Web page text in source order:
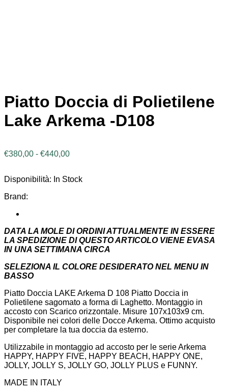
Piatto Doccia di Polietilene
Lake Arkema -D108
€380,00 - €440,00Fascia
da
Disponibilità: In Stock
Brand:
DATA LA MOLE DI ORDINI ATTUALMENTE IN ESSERE
LA SPEDIZIONE DI QUESTO ARTICOLO VIENE EVASA
IN UNA SETTIMANA CIRCA
SELEZIONA IL COLORE DESIDERATO NEL MENU IN
BASSO
Piatto Doccia LAKE Arkema D 108 Piatto Doccia in
Polietilene sagomato a forma di Laghetto. Montaggio in
accosto con Scarico orizzontale. Misure 107x103x9 cm.
Disponibile nei colori delle Docce Arkema. Ottimo acquisto
per completare la tua doccia da esterno.
Utilizzabile in montaggio ad accosto per le serie Arkema
HAPPY, HAPPY FIVE, HAPPY BEACH, HAPPY ONE,
JOLLY, JOLLY S, JOLLY GO, JOLLY PLUS e FUNNY.
MADE IN ITALY